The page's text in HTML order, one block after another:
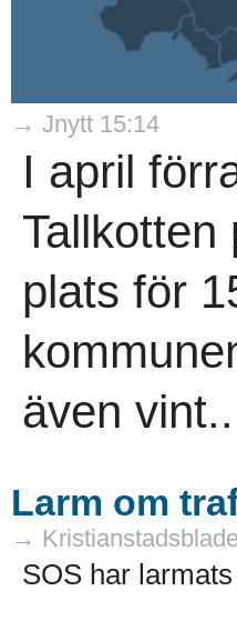
→ Jnytt 15:14
I april
Tallkotten
plats för
även vint..
Larm om
→
SOS har